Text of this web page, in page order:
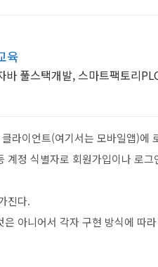
육
바 풀스택개발, 스마트팩토리
라이언트(여기서는 모바일앱)에
계정 식별자로 회원가입이나 로
진다.
아니어서 각자 구현 방식에 따